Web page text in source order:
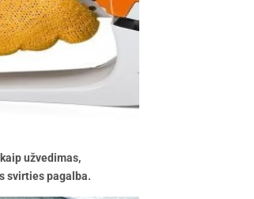
užvedimas,
svirties pagalba.